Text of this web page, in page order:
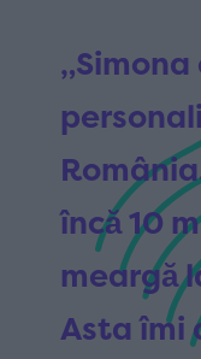
încă 10
meargă
Asta îmi